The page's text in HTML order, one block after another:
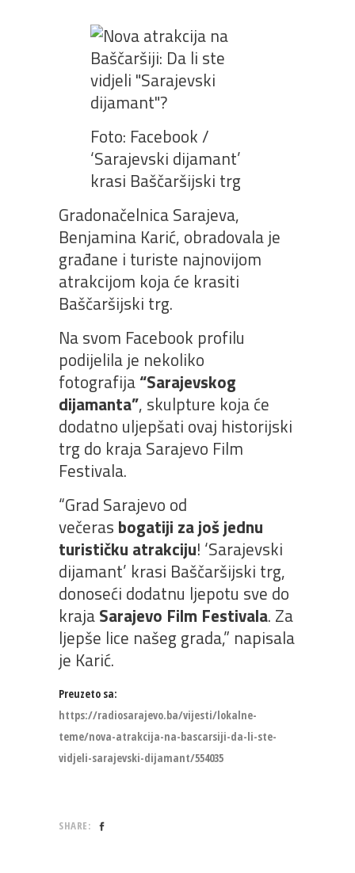
Foto: Facebook /
‘Sarajevski dijamant’
krasi Baščaršijski trg
Gradonačelnica Sarajeva,
Benjamina Karić, obradovala je
građane i turiste najnovijom
atrakcijom koja će krasiti
Baščaršijski trg.
Na svom Facebook profilu
podijelila je nekoliko
fotografija“Sarajevskog
dijamanta”, skulpture koja će
dodatno uljepšati ovaj historijski
trg do kraja Sarajevo Film
Festivala.
“Grad Sarajevo od
večeras bogatiji za još jednu
turističku atrakciju! ‘Sarajevski
dijamant’ krasi Baščaršijski trg,
donoseći dodatnu ljepotu sve do
krajaSarajevo Film Festivala. Za
ljepše lice našeg grada,” napisala
je Karić.
Preuzeto sa:
https://radiosarajevo.ba/vijesti/lokalne-
teme/nova-atrakcija-na-bascarsiji-da-li-ste-
vidjeli-sarajevski-dijamant/554035
SHARE: